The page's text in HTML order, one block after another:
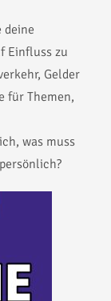
deine
Einfluss zu
Gelder
für Themen,
was muss